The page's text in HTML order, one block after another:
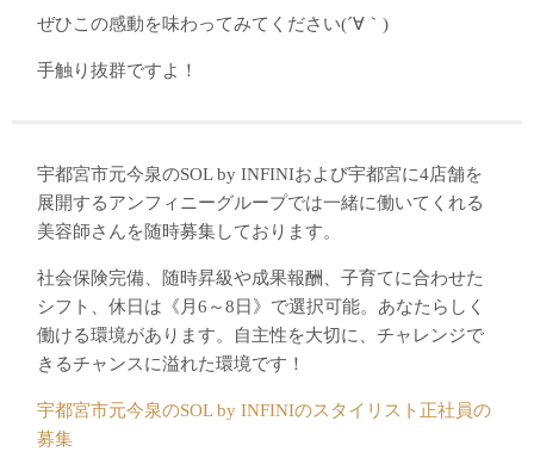
ぜひこの感動を味わってみてください(´∀｀)
手触り抜群ですよ！
宇都宮市元今泉のSOL by INFINIおよび宇都宮に4店舗を
展開するアンフィニーグループでは一緒に働いてくれる
美容師さんを随時募集しております。
社会保険完備、随時昇級や成果報酬、子育てに合わせた
シフト、休日は《月6～8日》で選択可能。あなたらしく
働ける環境があります。自主性を大切に、チャレンジで
きるチャンスに溢れた環境です！
宇都宮市元今泉のSOL by INFINIのスタイリスト正社員の
募集